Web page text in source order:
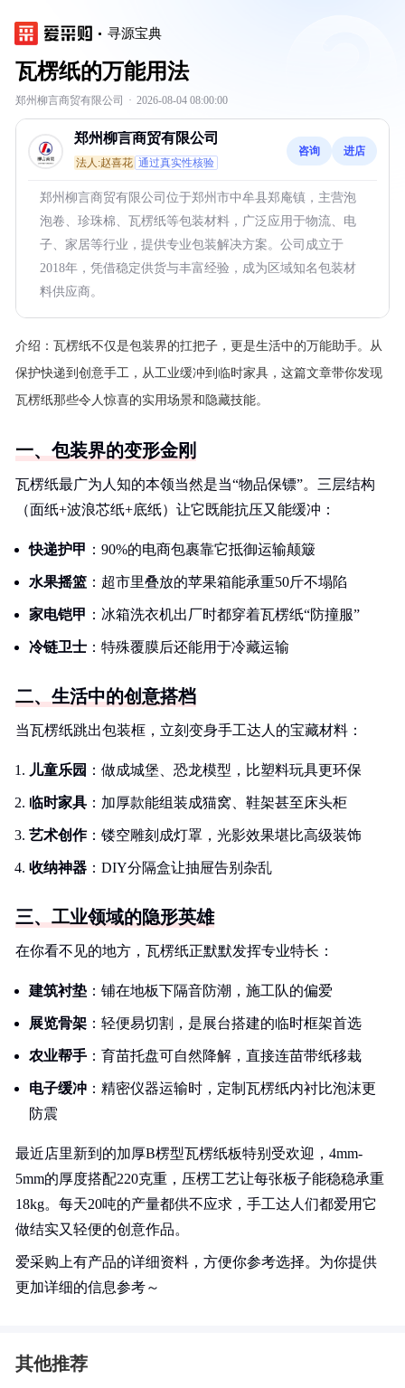
寻源宝典
瓦楞纸的万能用法
郑州柳言商贸有限公司 · 2026-08-04 08:00:00
郑州柳言商贸有限公司
法人:赵喜花 通过真实性核验
咨询 进店
郑州柳言商贸有限公司位于郑州市中牟县郑庵镇，主营泡
泡卷、珍珠棉、瓦楞纸等包装材料，广泛应用于物流、电
子、家居等行业，提供专业包装解决方案。公司成立于
2018年，凭借稳定供货与丰富经验，成为区域知名包装材
料供应商。
介绍： 瓦楞纸不仅是包装界的扛把子，更是生活中的万能助手。从
保护快递到创意手工，从工业缓冲到临时家具，这篇文章带你发现
瓦楞纸那些令人惊喜的实用场景和隐藏技能。
一、包装界的变形金刚
瓦楞纸最广为人知的本领当然是当“物品保镖”。三层结构
（面纸+波浪芯纸+底纸）让它既能抗压又能缓冲：
快递护甲 ：90%的电商包裹靠它抵御运输颠簸
水果摇篮 ：超市里叠放的苹果箱能承重50斤不塌陷
家电铠甲 ：冰箱洗衣机出厂时都穿着瓦楞纸“防撞服”
冷链卫士 ：特殊覆膜后还能用于冷藏运输
二、生活中的创意搭档
当瓦楞纸跳出包装框，立刻变身手工达人的宝藏材料：
儿童乐园 ：做成城堡、恐龙模型，比塑料玩具更环保
临时家具 ：加厚款能组装成猫窝、鞋架甚至床头柜
艺术创作：镂空雕刻成灯罩，光影效果堪比高级装饰
收纳神器 ：DIY分隔盒让抽屉告别杂乱
三、工业领域的隐形英雄
在你看不见的地方，瓦楞纸正默默发挥专业特长：
建筑衬垫 ：铺在地板下隔音防潮，施工队的偏爱
展览骨架 ：轻便易切割，是展台搭建的临时框架首选
农业帮手 ：育苗托盘可自然降解，直接连苗带纸移栽
电子缓冲 ：精密仪器运输时，定制瓦楞纸内衬比泡沫更
防震
最近店里新到的加厚B楞型瓦楞纸板特别受欢迎，4mm-
5mm的厚度搭配220克重，压楞工艺让每张板子能稳稳承重
18kg。每天20吨的产量都供不应求，手工达人们都爱用它
做结实又轻便的创意作品。
爱采购上有产品的详细资料，方便你参考选择。为你提供
更加详细的信息参考～
其他推荐